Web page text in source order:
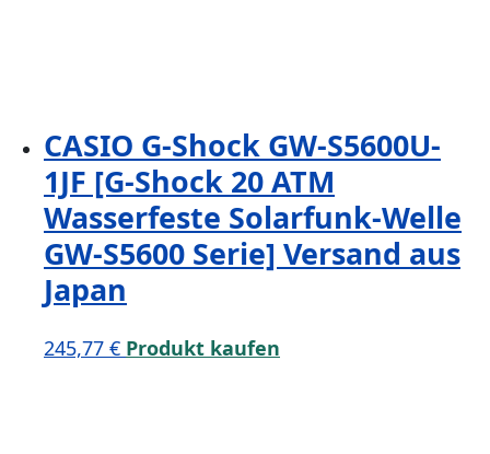
CASIO G-Shock GW-S5600U-
1JF [G-Shock 20 ATM
Wasserfeste Solarfunk-Welle
GW-S5600 Serie] Versand aus
Japan
245,77 € Produkt kaufen